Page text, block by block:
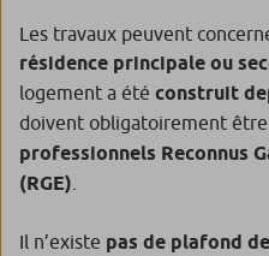
Les travaux peuvent
résidence principale ou
logement a été construit
doivent obligatoirement
professionnels Reconnus
(RGE)
Il n’existe pas de plafond